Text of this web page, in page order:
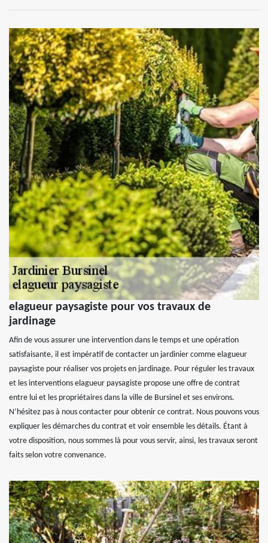
elagueur paysagiste pour vos travaux de
jardinage
Afin de vous assurer une intervention dans le temps et une opération
satisfaisante, il est impératif de contacter un jardinier comme elagueur
paysagiste pour réaliser vos projets en jardinage. Pour réguler les travaux
et les interventions elagueur paysagiste propose une offre de contrat
entre lui et les propriétaires dans la ville de Bursinel et ses environs.
N’hésitez pas à nous contacter pour obtenir ce contrat. Nous pouvons vous
expliquer les démarches du contrat et voir ensemble les détails. Étant à
votre disposition, nous sommes là pour vous servir, ainsi, les travaux seront
faits selon votre convenance.